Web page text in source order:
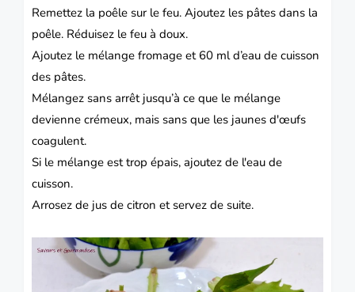
Remettez la poêle sur le feu. Ajoutez les pâtes dans la
poêle. Réduisez le feu à doux.
Ajoutez le mélange fromage et 60 ml d’eau de cuisson
des pâtes.
Mélangez sans arrêt jusqu’à ce que le mélange
devienne crémeux, mais sans que les jaunes d'œufs
coagulent.
Si le mélange est trop épais, ajoutez de l'eau de
cuisson.
Arrosez de jus de citron et servez de suite.